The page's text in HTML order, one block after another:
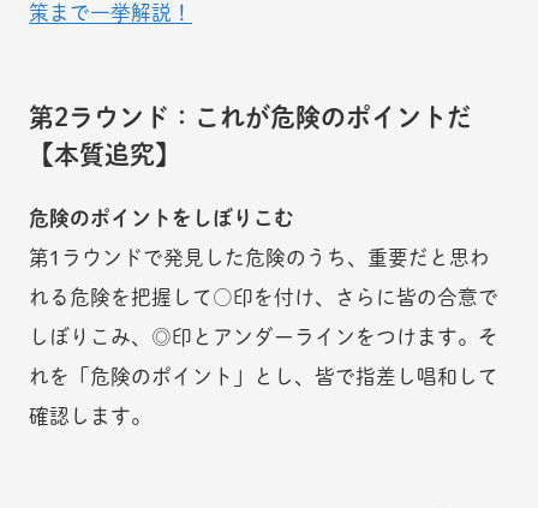
策まで一挙解説！
第2ラウンド：これが危険のポイントだ
【本質追究】
危険のポイントをしぼりこむ
第1ラウンドで発見した危険のうち、重要だと思わ
れる危険を把握して○印を付け、さらに皆の合意で
しぼりこみ、◎印とアンダーラインをつけます。そ
れを「危険のポイント」とし、皆で指差し唱和して
確認します。